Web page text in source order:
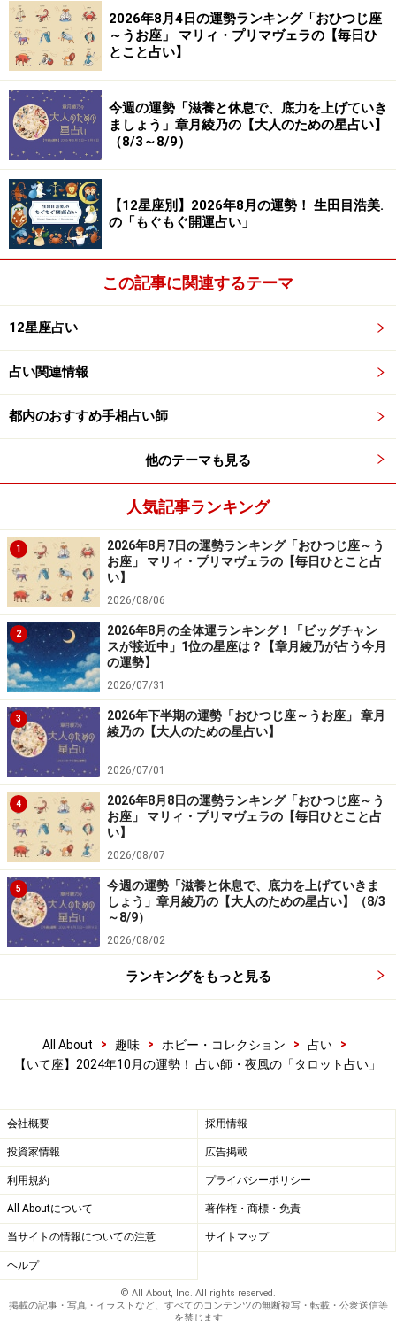
2026年8月4日の運勢ランキング「おひつじ座
～うお座」 マリィ・プリマヴェラの【毎日ひ
とこと占い】
今週の運勢「滋養と休息で、底力を上げていき
ましょう」章月綾乃の【大人のための星占い】
（8/3～8/9）
【12星座別】2026年8月の運勢！ 生田目浩美.
の「もぐもぐ開運占い」
この記事に関連するテーマ
12星座占い
占い関連情報
都内のおすすめ手相占い師
他のテーマも見る
人気記事ランキング
1
2026年8月7日の運勢ランキング「おひつじ座～う
お座」 マリィ・プリマヴェラの【毎日ひとこと占
い】
2026/08/06
2
2026年8月の全体運ランキング！「ビッグチャン
スが接近中」1位の星座は？【章月綾乃が占う今月
の運勢】
2026/07/31
3
2026年下半期の運勢「おひつじ座～うお座」 章月
綾乃の【大人のための星占い】
2026/07/01
4
2026年8月8日の運勢ランキング「おひつじ座～う
お座」 マリィ・プリマヴェラの【毎日ひとこと占
い】
2026/08/07
5
今週の運勢「滋養と休息で、底力を上げていきま
しょう」章月綾乃の【大人のための星占い】（8/3
～8/9）
2026/08/02
ランキングをもっと見る
All About > 趣味 > ホビー・コレクション > 占い
>
【いて座】2024年10月の運勢！ 占い師・夜風の「タロット占い」
会社概要 採用情報
投資家情報 広告掲載
利用規約 プライバシーポリシー
All Aboutについて 著作権・商標・免責
当サイトの情報についての注意 サイトマップ
ヘルプ
© All About, Inc. All rights reserved.
掲載の記事・写真・イラストなど、すべてのコンテンツの無断複写・転載・公衆送信等
を禁じます